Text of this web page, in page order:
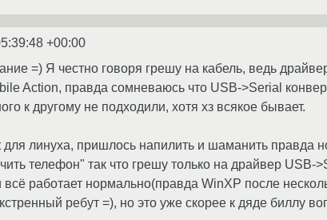
+00:00
=) Я честно говоря грешу на кабель, ведь
Action, правда сомневаюсь что USB->Serial
к другому не подходили, хотя хз всякое бывает.
линуха, пришлось напилить и шаманить правда
телефон" так что грешу только на драйвер USB-
работает нормально(правда WinXP после
ребут =), но это уже скорее к дяде биллу